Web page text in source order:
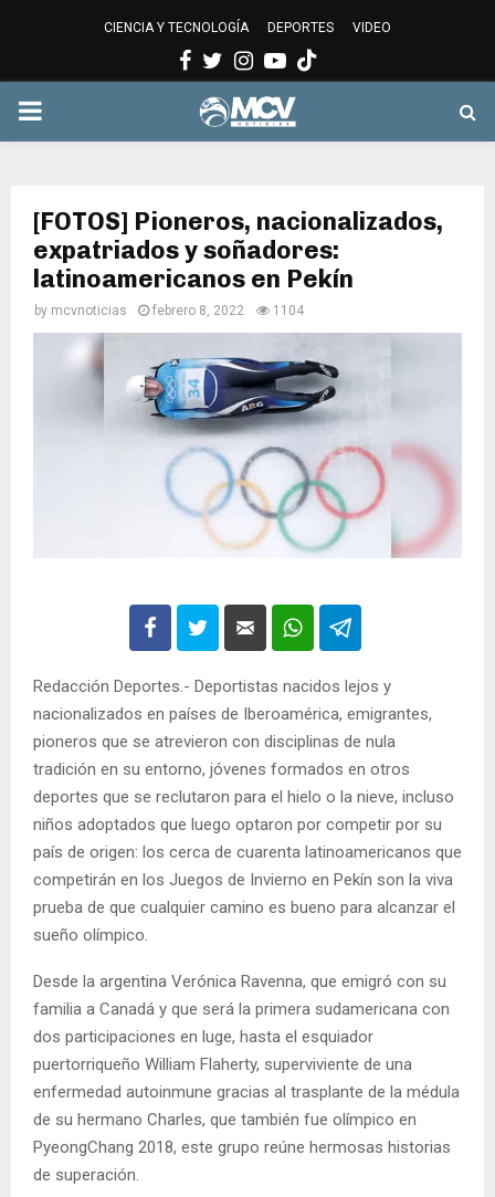
CIENCIA Y TECNOLOGÍA DEPORTES VIDEO
Facebook
Twitter
Instagram
Youtube
PRIMARY
[FOTOS] Pioneros, nacionalizados,
expatriados y soñadores:
latinoamericanos en Pekín
by mcvnoticias febrero 8, 2022 1104
Redacción Deportes.- Deportistas nacidos lejos y
nacionalizados en países de Iberoamérica, emigrantes,
pioneros que se atrevieron con disciplinas de nula
tradición en su entorno, jóvenes formados en otros
deportes que se reclutaron para el hielo o la nieve, incluso
niños adoptados que luego optaron por competir por su
país de origen: los cerca de cuarenta latinoamericanos que
competirán en los Juegos de Invierno en Pekín son la viva
prueba de que cualquier camino es bueno para alcanzar el
sueño olímpico.
Desde la argentina Verónica Ravenna, que emigró con su
familia a Canadá y que será la primera sudamericana con
dos participaciones en luge, hasta el esquiador
puertorriqueño William Flaherty, superviviente de una
enfermedad autoinmune gracias al trasplante de la médula
de su hermano Charles, que también fue olímpico en
PyeongChang 2018, este grupo reúne hermosas historias
de superación.